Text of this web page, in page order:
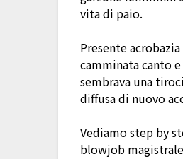
vita di paio.
Presente
camminata canto
sembrava una
diffusa di nuovo
Vediamo step by
blowjob